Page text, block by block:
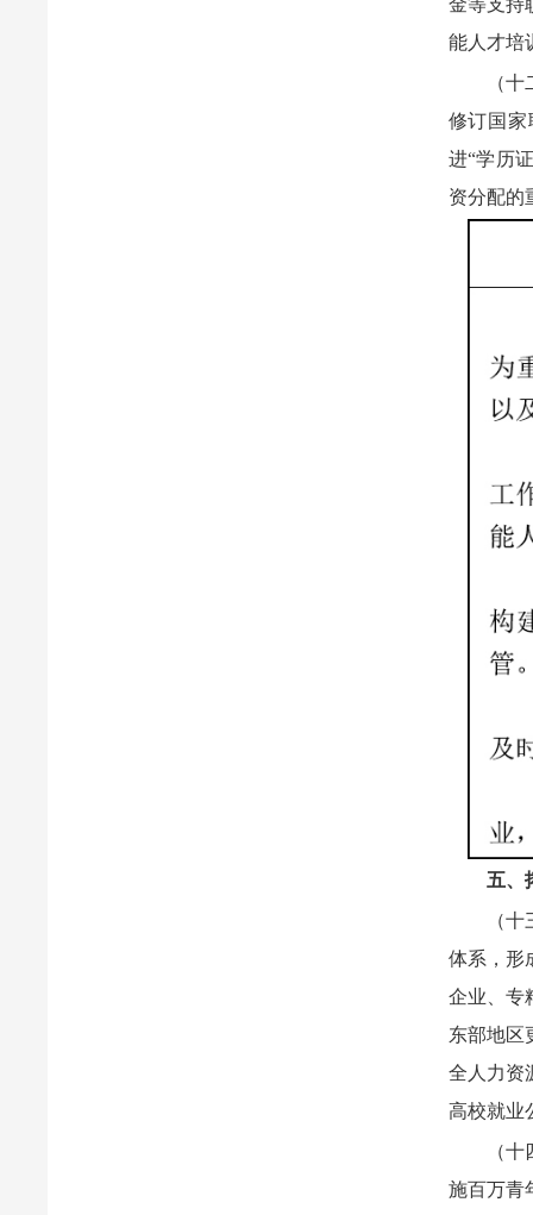
金等支持
能人才培
（
修订国家
进“学历
资分配的
五、
（
体系，形
企业、专
东部地区
全人力资
高校就业
（
施百万青